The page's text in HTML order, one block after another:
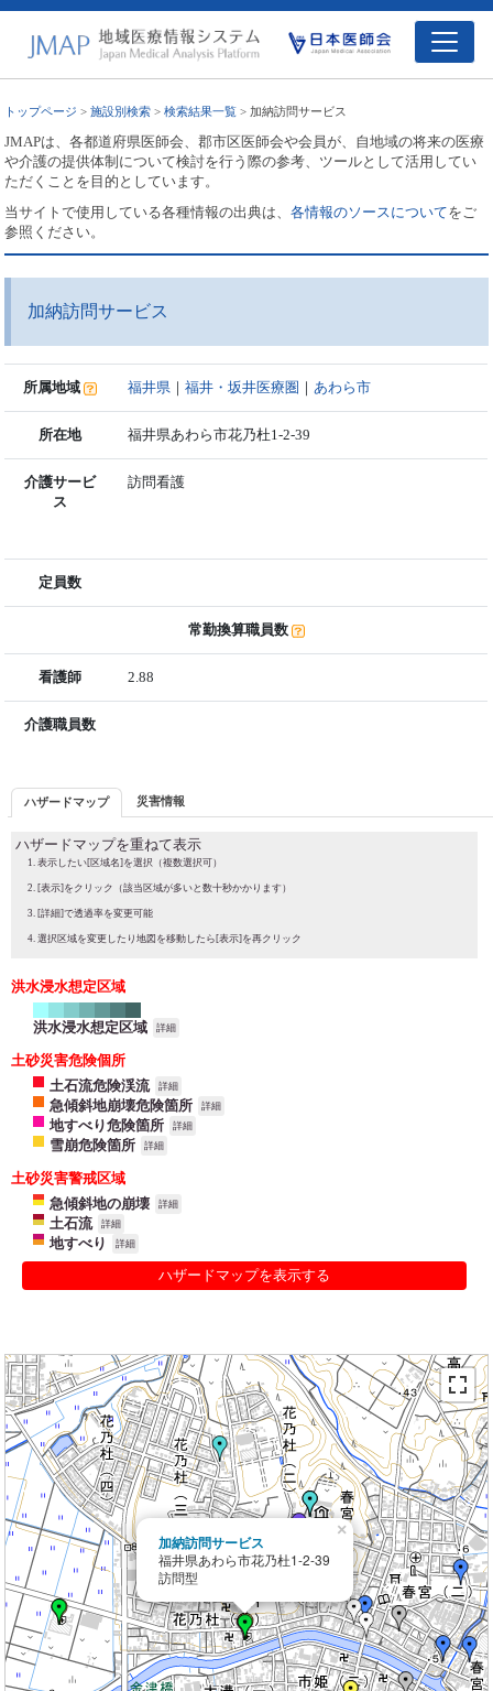
トップページ >施設別検索 >検索結果一覧 > 加納訪問サービス
JMAPは、各都道府県医師会、郡市区医師会や会員が、自地域の将来の医療
や介護の提供体制について検討を行う際の参考、ツールとして活用してい
ただくことを目的としています。
当サイトで使用している各種情報の出典は、各情報のソースについてをご
参照ください。
加納訪問サービス
所属地域 福井県 ｜福井・坂井医療圏 ｜ あわら市
所在地 福井県あわら市花乃杜1-2-39
介護サービ
ス
訪問看護
定員数
常勤換算職員数
看護師 2.88
介護職員数
ハザードマップ 災害情報
ハザードマップを重ねて表示
表示したい[区域名]を選択（複数選択可）
[表示]をクリック（該当区域が多いと数十秒かかります）
[詳細]で透過率を変更可能
選択区域を変更したり地図を移動したら[表示]を再クリック
洪水浸水想定区域
洪水浸水想定区域 詳細
土砂災害危険個所
土石流危険渓流
詳細
急傾斜地崩壊危険箇所 詳細
地すべり危険箇所 詳細
雪崩危険箇所 詳細
土砂災害警戒区域
急傾斜地の崩壊
詳細
土石流 詳細
地すべり 詳細
ハザードマップを表示する
加納訪問サービス
福井県あわら市花乃杜1-2-39
訪問型
×